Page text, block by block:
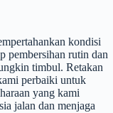
kondisi
pembersihan rutin dan
timbul. Retakan
perbaiki untuk
yang kami
jalan dan menjaga